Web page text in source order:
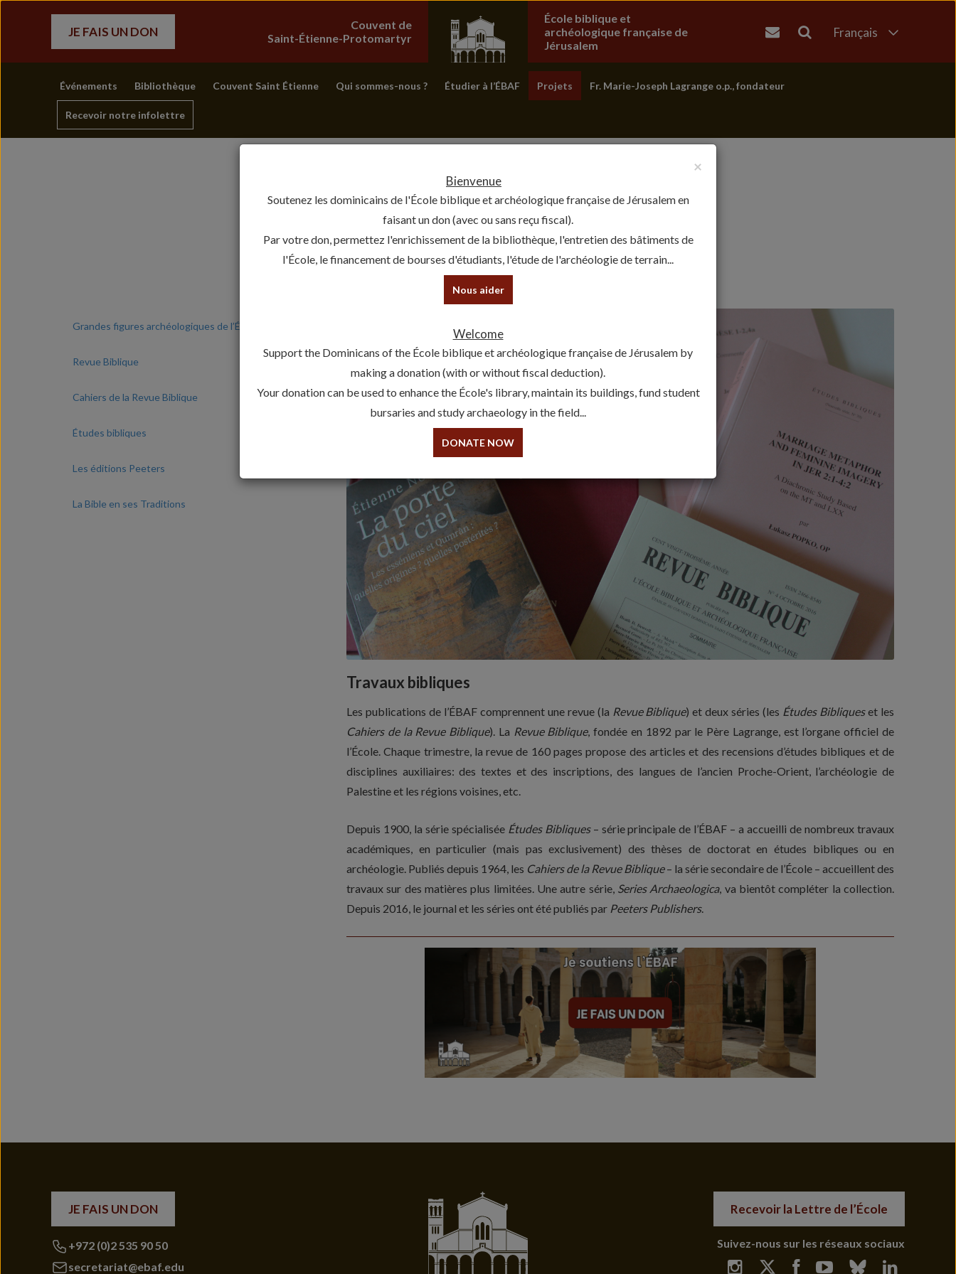
JE FAIS UN DON
Couvent de
Saint-Étienne-Protomartyr
École biblique et
archéologique française de
Jérusalem
Français
Événements Bibliothèque Couvent Saint Étienne Qui sommes-nous ? Étudier à l’ÉBAF Projets Fr. Marie-Joseph Lagrange o.p., fondateur
Recevoir notre infolettre
Grandes figures archéologiques de l’École
Revue Biblique
Cahiers de la Revue Biblique
Études bibliques
Les éditions Peeters
La Bible en ses Traditions
Travaux bibliques
Les publications de l’ÉBAF comprennent une revue (la Revue Biblique) et deux séries (les Études Bibliqueset les
Cahiers de la Revue Biblique). La Revue Biblique, fondée en 1892 par le Père Lagrange, est l’organe officiel de
l’École. Chaque trimestre, la revue de 160 pages propose des articles et des recensions d’études bibliques et de
disciplines auxiliaires: des textes et des inscriptions, des langues de l’ancien Proche-Orient, l’archéologie de
Palestine et les régions voisines, etc.
Depuis 1900, la série spécialisée Études Bibliques– série principale de l’ÉBAF – a accueilli de nombreux travaux
académiques, en particulier (mais pas exclusivement) des thèses de doctorat en études bibliques ou en
archéologie. Publiés depuis 1964, les Cahiers de la Revue Biblique– la série secondaire de l’École – accueillent des
travaux sur des matières plus limitées. Une autre série, Series Archaeologica, va bientôt compléter la collection.
Depuis 2016, le journal et les séries ont été publiés par Peeters Publishers.
JE FAIS UN DON
+972 (0)2 535 90 50
secretariat@ebaf.edu
Recevoir la Lettre de l’École
Suivez-nous sur les réseaux sociaux
×
Bienvenue
Soutenez les dominicains de l'École biblique et archéologique française de Jérusalem en
faisant un don (avec ou sans reçu fiscal).
Par votre don, permettez l'enrichissement de la bibliothèque, l'entretien des bâtiments de
l'École, le financement de bourses d'étudiants, l'étude de l'archéologie de terrain...
Nous aider
Welcome
Support the Dominicans of the École biblique et archéologique française de Jérusalem by
making a donation (with or without fiscal deduction).
Your donation can be used to enhance the École's library, maintain its buildings, fund student
bursaries and study archaeology in the field...
DONATE NOW